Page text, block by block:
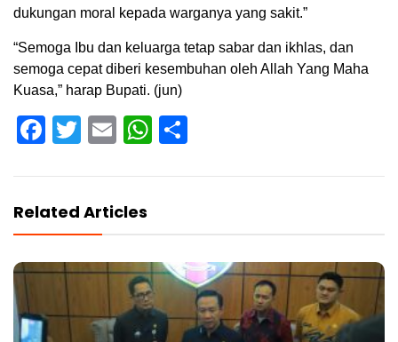
dukungan moral kepada warganya yang sakit.”
“Semoga Ibu dan keluarga tetap sabar dan ikhlas, dan
semoga cepat diberi kesembuhan oleh Allah Yang Maha
Kuasa,” harap Bupati. (jun)
Facebook
Twitter
EmailWhatsApp
Related Articles